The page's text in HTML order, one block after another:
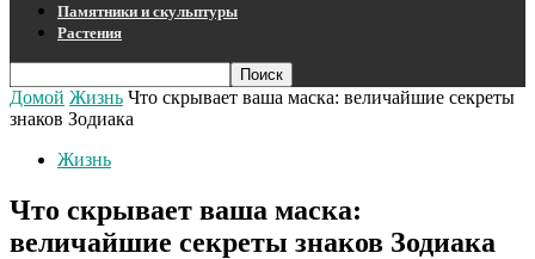
Памятники и скульптуры
Растения
Домой Жизнь Что скрывает ваша маска: величайшие секреты
знаков Зодиака
Жизнь
Что скрывает ваша маска:
величайшие секреты знаков Зодиака